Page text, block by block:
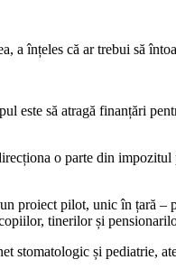
a înțeles că ar trebui să
este să atragă finanțări
o parte din
proiect pilot, unic în țară
tinerilor și
stomatologic și pediatrie,